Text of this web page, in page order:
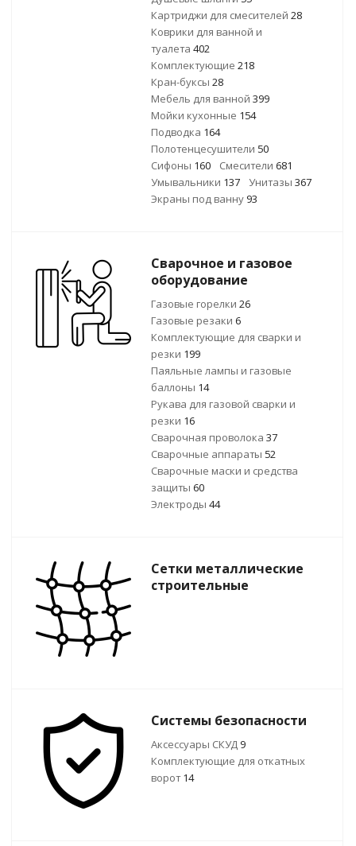
Картриджи для смесителей 28
Коврики для ванной и
туалета 402
Комплектующие 218
Кран-буксы 28
Мебель для ванной 399
Мойки кухонные 154
Подводка 164
Полотенцесушители 50
Сифоны 160 Смесители 681
Умывальники 137 Унитазы 367
Экраны под ванну 93
Сварочное и газовое
оборудование
Газовые горелки 26
Газовые резаки 6
Комплектующие для сварки и
резки 199
Паяльные лампы и газовые
баллоны 14
Рукава для газовой сварки и
резки 16
Сварочная проволока 37
Сварочные аппараты 52
Сварочные маски и средства
защиты 60
Электроды 44
Сетки металлические
строительные
Системы безопасности
Аксессуары СКУД 9
Комплектующие для откатных
ворот14